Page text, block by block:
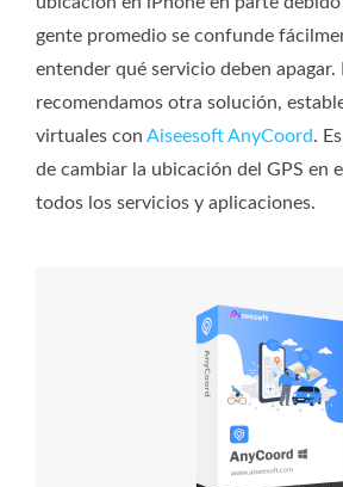
gente promedio se confunde
entender qué servicio deben
recomendamos otra solución,
virtuales con Aiseesoft AnyCoord.
de cambiar la ubicación del GPS en
todos los servicios y aplicaciones.